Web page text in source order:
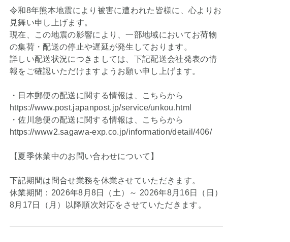
令和8年熊本地震により被害に遭われた皆様に、心よりお
見舞い申し上げます。
現在、この地震の影響により、一部地域においてお荷物
の集荷・配送の停止や遅延が発生しております。
詳しい配送状況につきましては、下記配送会社発表の情
報をご確認いただけますようお願い申し上げます。
・日本郵便の配送に関する情報は、こちらから
https://www.post.japanpost.jp/service/unkou.html
・佐川急便の配送に関する情報は、こちらから
https://www2.sagawa-exp.co.jp/information/detail/406/
【夏季休業中のお問い合わせについて】
下記期間は問合せ業務を休業させていただきます。
休業期間：2026年8月8日（土）～ 2026年8月16日（日）
8月17日（月）以降順次対応をさせていただきます。